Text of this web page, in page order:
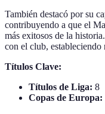
También destacó por su
contribuyendo a que el
más exitosos de la
con el club, estableciendo
Títulos Clave:
Títulos de Liga: 8
Copas de Europa: